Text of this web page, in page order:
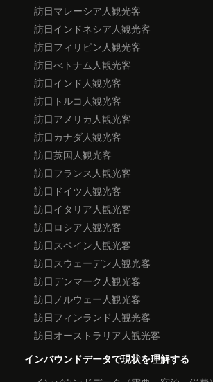
訪日マレーシア人観光客
訪日インドネシア人観光客
訪日フィリピン人観光客
訪日べトナム人観光客
訪日インド人観光客
訪日トルコ人観光客
訪日アメリカ人観光客
訪日カナダ人観光客
訪日英国人観光客
訪日フランス人観光客
訪日ドイツ人観光客
訪日イタリア人観光客
訪日ロシア人観光客
訪日スペイン人観光客
訪日スウェーデン人観光客
訪日デンマーク人観光客
訪日ノルウェー人観光客
訪日フィンランド人観光客
訪日オーストラリア人観光客
インバウンドデータで現状を理解する